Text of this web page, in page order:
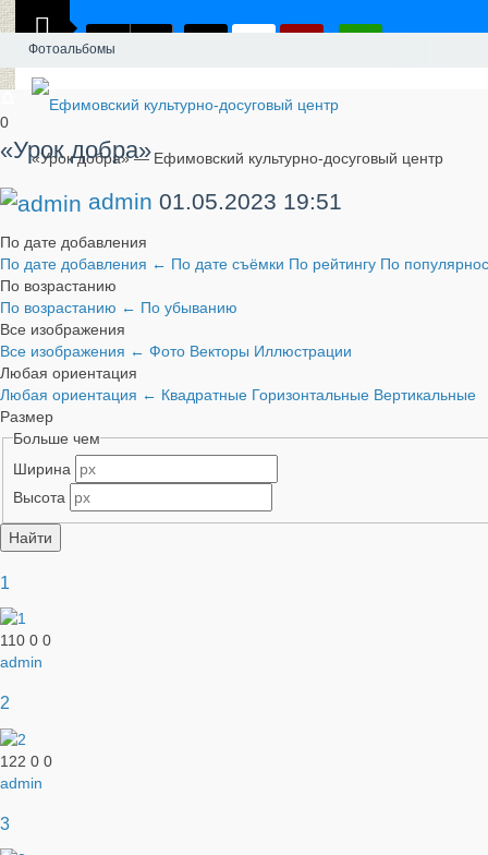
«Урок добра» — Ефимовский культурно-досуговый центр
Фотоальбомы
0
«Урок добра»
admin 01.05.2023 19:51
По дате добавления
По дате добавления ← По дате съёмки По рейтингу По
По возрастанию
По возрастанию ← По убыванию
Все изображения
Все изображения ← Фото Векторы Иллюстрации
Любая ориентация
Любая ориентация ← Квадратные Горизонтальные Вертикальные
Размер
Больше чем
Ширина
Высота
1
110 0 0
admin
2
122 0 0
admin
3